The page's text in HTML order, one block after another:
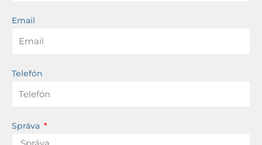
Email
Telefón
Správa